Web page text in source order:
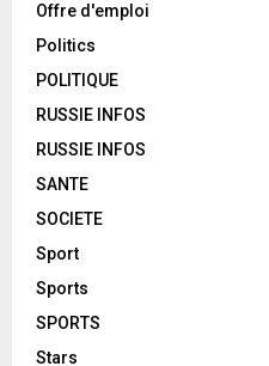
Offre d'emploi
Politics
POLITIQUE
RUSSIE INFOS
RUSSIE INFOS
SANTE
SOCIETE
Sport
Sports
SPORTS
Stars